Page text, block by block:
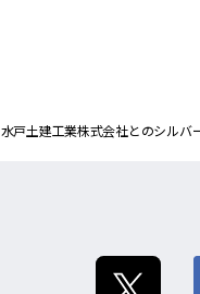
水戸土建工業株式会社とのシルバ